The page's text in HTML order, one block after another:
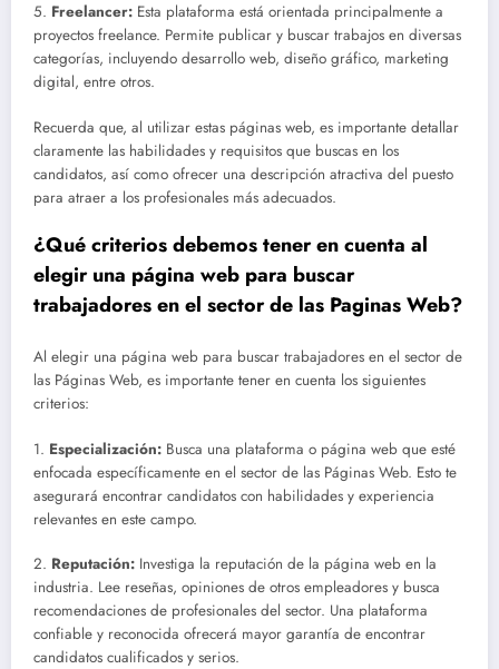
5. Freelancer: Esta plataforma está orientada principalmente a
proyectos freelance. Permite publicar y buscar trabajos en diversas
categorías, incluyendo desarrollo web, diseño gráfico, marketing
digital, entre otros.
Recuerda que, al utilizar estas páginas web, es importante detallar
claramente las habilidades y requisitos que buscas en los
candidatos, así como ofrecer una descripción atractiva del puesto
para atraer a los profesionales más adecuados.
¿Qué criterios debemos tener en cuenta al
elegir una página web para buscar
trabajadores en el sector de las Paginas Web?
Al elegir una página web para buscar trabajadores en el sector de
las Páginas Web, es importante tener en cuenta los siguientes
criterios:
1. Especialización: Busca una plataforma o página web que esté
enfocada específicamente en el sector de las Páginas Web. Esto te
asegurará encontrar candidatos con habilidades y experiencia
relevantes en este campo.
2. Reputación: Investiga la reputación de la página web en la
industria. Lee reseñas, opiniones de otros empleadores y busca
recomendaciones de profesionales del sector. Una plataforma
confiable y reconocida ofrecerá mayor garantía de encontrar
candidatos cualificados y serios.